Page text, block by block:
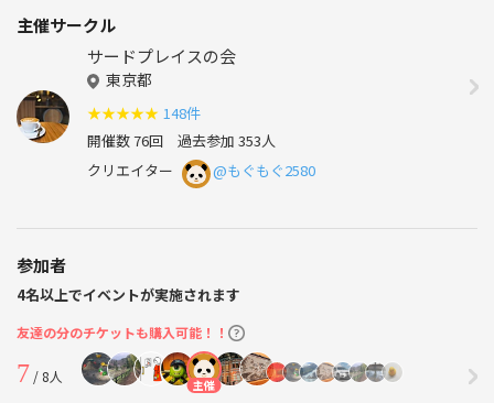
主催サークル
サードプレイスの会
東京都
★★★★★ 148件
開催数 76回 過去参加 353人
クリエイター
@もぐもぐ2580
参加者
4名以上でイベントが実施されます
友達の分のチケットも購入可能！！
7/ 8人 主催